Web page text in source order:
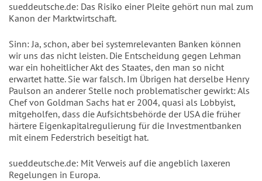
sueddeutsche.de: Das Risiko einer Pleite gehört nun mal zum
Kanon der Marktwirtschaft.
Sinn: Ja, schon, aber bei systemrelevanten Banken können
wir uns das nicht leisten. Die Entscheidung gegen Lehman
war ein hoheitlicher Akt des Staates, den man so nicht
erwartet hatte. Sie war falsch. Im Übrigen hat derselbe Henry
Paulson an anderer Stelle noch problematischer gewirkt: Als
Chef von Goldman Sachs hat er 2004, quasi als Lobbyist,
mitgeholfen, dass die Aufsichtsbehörde der USA die früher
härtere Eigenkapitalregulierung für die Investmentbanken
mit einem Federstrich beseitigt hat.
sueddeutsche.de: Mit Verweis auf die angeblich laxeren
Regelungen in Europa.